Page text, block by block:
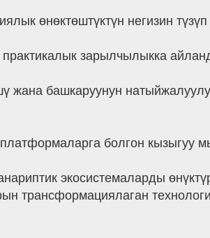
өнөктөштүктүн негизин түзүп
практикалык зарылчылыкка
башкаруунун
болгон кызыгуу
экосистемаларды
трансформациялаган